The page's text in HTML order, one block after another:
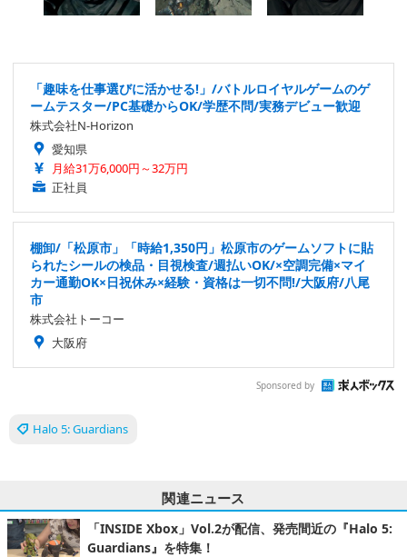
「趣味を仕事選びに活かせる!」/バトルロイヤルゲームのゲ
ームテスター/PC基礎からOK/学歴不問/実務デビュー歓迎
株式会社N-Horizon
愛知県
月給31万6,000円～32万円
正社員
棚卸/「松原市」「時給1,350円」松原市のゲームソフトに貼
られたシールの検品・目視検査/週払いOK/×空調完備×マイ
カー通勤OK×日祝休み×経験・資格は一切不問!/大阪府/八尾
市
株式会社トーコー
大阪府
Sponsored by
Halo 5: Guardians
関連ニュース
「INSIDE Xbox」Vol.2が配信、発売間近の『Halo 5:
Guardians』を特集！